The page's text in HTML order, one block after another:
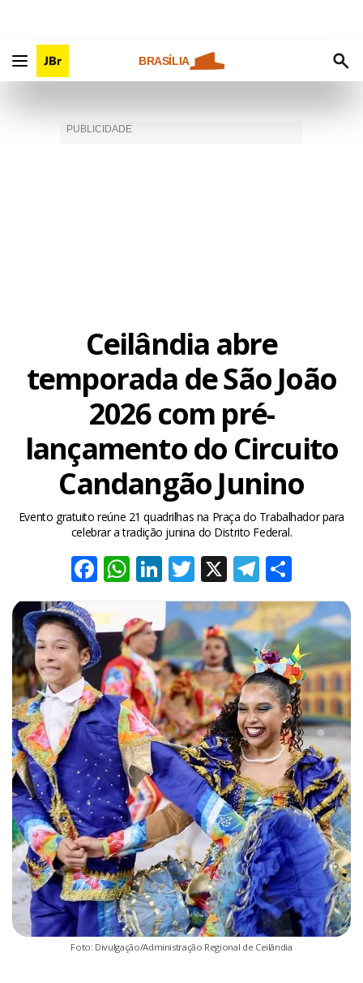
BRASÍLIA
Ceilândia abre
temporada de São João
2026 com pré-
lançamento do Circuito
Candangão Junino
Evento gratuito reúne 21 quadrilhas na Praça do Trabalhador para
celebrar a tradição junina do Distrito Federal.
Facebook
WhatsApp
LinkedIn
Twitter
X
Foto: Divulgação/Administração Regional de Ceilândia